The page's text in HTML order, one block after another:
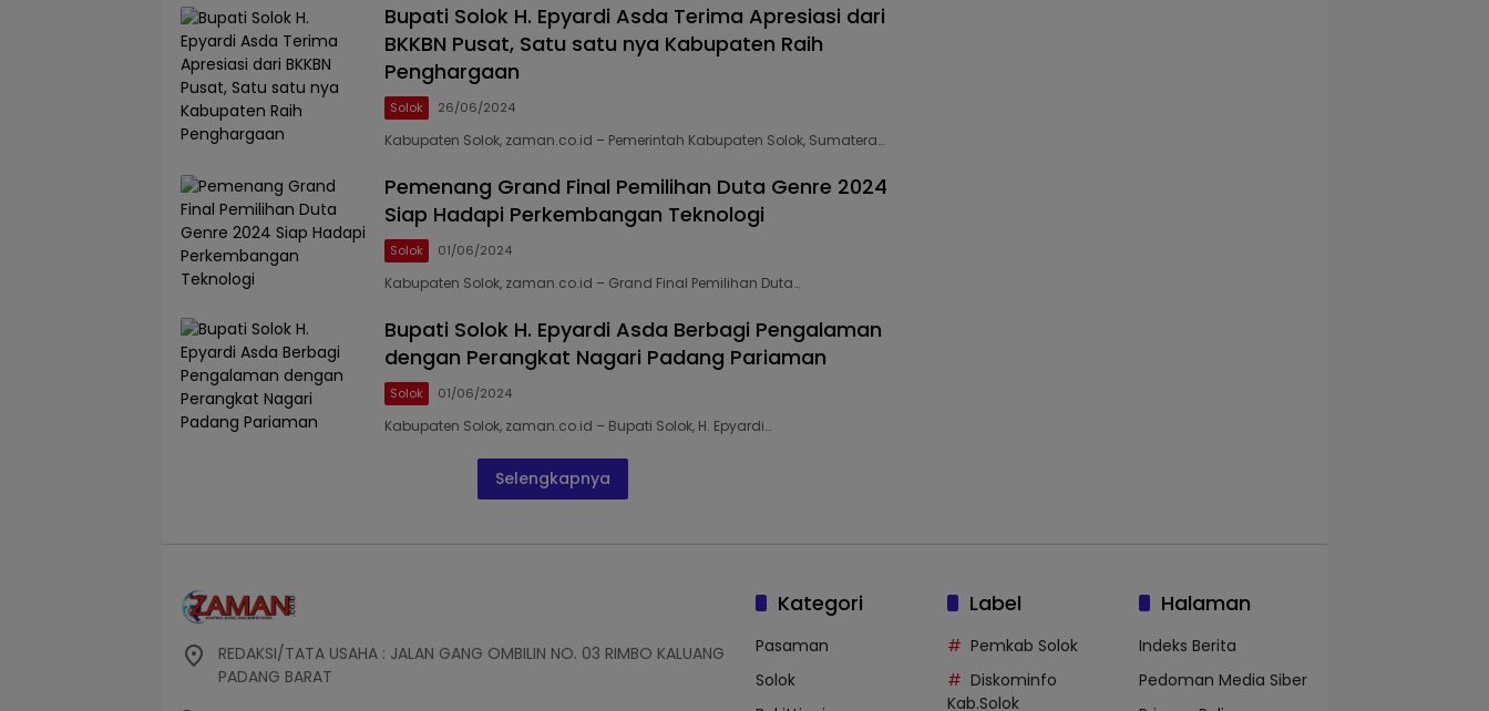
Bupati Solok H. Epyardi Asda Terima Apresiasi dari
BKKBN Pusat, Satu satu nya Kabupaten Raih
Penghargaan
Solok 26/06/2024
Kabupaten Solok, zaman.co.id – Pemerintah Kabupaten Solok, Sumatera…
Pemenang Grand Final Pemilihan Duta Genre 2024
Siap Hadapi Perkembangan Teknologi
Solok 01/06/2024
Kabupaten Solok, zaman.co.id – Grand Final Pemilihan Duta…
Bupati Solok H. Epyardi Asda Berbagi Pengalaman
dengan Perangkat Nagari Padang Pariaman
Solok 01/06/2024
Kabupaten Solok, zaman.co.id – Bupati Solok, H. Epyardi…
Selengkapnya
REDAKSI/TATA USAHA : JALAN GANG OMBILIN NO. 03 RIMBO KALUANG
PADANG BARAT
Kategori
Pasaman
Solok
Label
Pemkab Solok
Diskominfo
Kab.Solok
Halaman
Indeks Berita
Pedoman Media Siber